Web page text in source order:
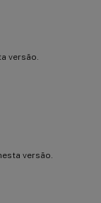
versão.
versão.